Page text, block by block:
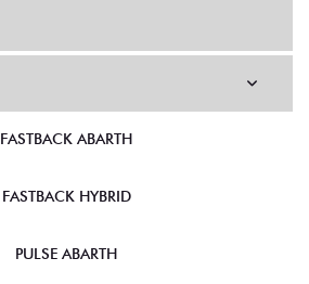
FASTBACK ABARTH
FASTBACK HYBRID
PULSE ABARTH